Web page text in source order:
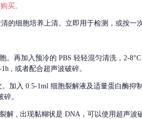
买。
的细胞培养上清。立即用于检测，或按一
。再加入预冷的 PBS 轻轻混匀清洗，2-
, 或者配合超声波破碎。
。加入 0.5-1ml 细胞裂解液及适量蛋白酶抑
。
解 , 出现黏糊状是 DNA，可以使用超声波